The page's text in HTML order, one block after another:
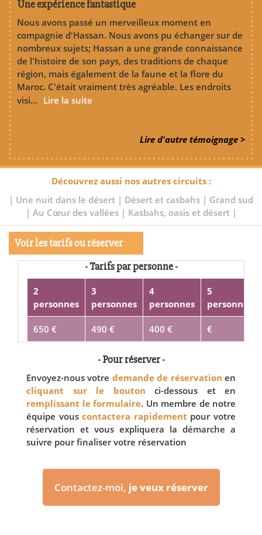
Une expérience fantastique
Nous avons passé un merveilleux moment en
compagnie d'Hassan. Nous avons pu échanger sur de
nombreux sujets; Hassan a une grande connaissance
de l'histoire de son pays, des traditions de chaque
région, mais également de la faune et la flore du
Maroc. C'était vraiment très agréable. Les endroits
visi... Lire la suite
Lire d'autre témoignage >
Découvrez aussi nos autres circuits :
| Une nuit dans le désert | Désert et casbahs | Grand sud
| Au Cœur des vallées | Kasbahs, oasis et désert |
Voir les tarifs ou réserver
- Tarifs par personne -
2
personnes
3
personnes
4
personnes
5
personnes
650 € 490 € 400 € €
- Pour réserver -
Envoyez-nous votre demande de réservation en
cliquant sur le bouton ci-dessous et en
remplissant le formulaire. Un membre de notre
équipe vouscontactera rapidement pour votre
réservation et vous expliquera la démarche a
suivre pour finaliser votre réservation
Contactez-moi, je veux réserver